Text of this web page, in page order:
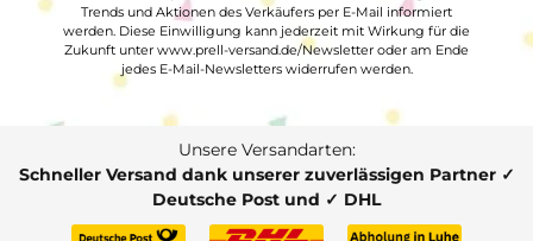
Trends und Aktionen des Verkäufers per E-Mail informiert
werden. Diese Einwilligung kann jederzeit mit Wirkung für die
Zukunft unter www.prell-versand.de/Newsletter oder am Ende
jedes E-Mail-Newsletters widerrufen werden.
Unsere Versandarten:
Schneller Versand dank unserer zuverlässigen Partner ✓
Deutsche Post und ✓ DHL